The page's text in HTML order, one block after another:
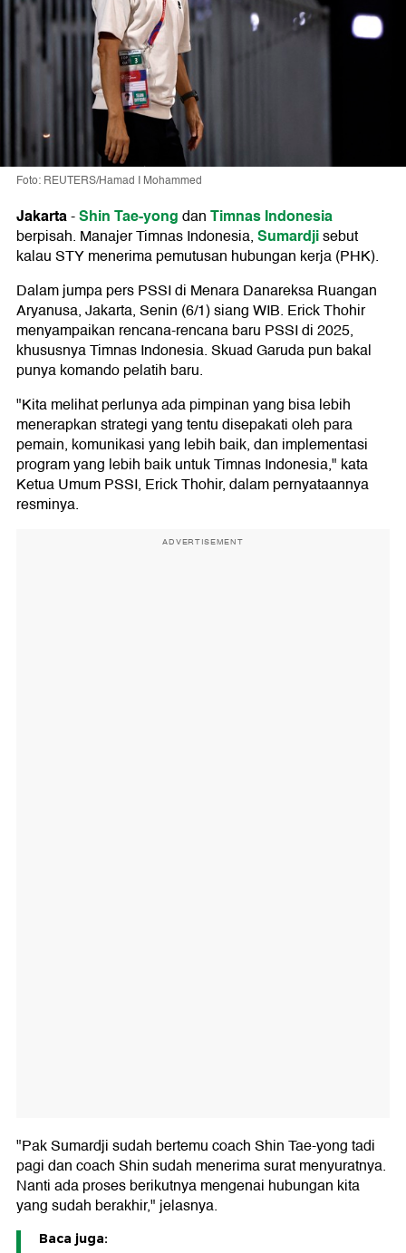
Foto: REUTERS/Hamad I Mohammed
Jakarta-Shin Tae-yongdanTimnas Indonesia
berpisah. Manajer Timnas Indonesia,Sumardjisebut
kalau STY menerima pemutusan hubungan kerja (PHK).
Dalam jumpa pers PSSI di Menara Danareksa Ruangan
Aryanusa, Jakarta, Senin (6/1) siang WIB. Erick Thohir
menyampaikan rencana-rencana baru PSSI di 2025,
khususnya Timnas Indonesia. Skuad Garuda pun bakal
punya komando pelatih baru.
"Kita melihat perlunya ada pimpinan yang bisa lebih
menerapkan strategi yang tentu disepakati oleh para
pemain, komunikasi yang lebih baik, dan implementasi
program yang lebih baik untuk Timnas Indonesia," kata
Ketua Umum PSSI, Erick Thohir, dalam pernyataannya
resminya.
ADVERTISEMENT
"Pak Sumardji sudah bertemu coach Shin Tae-yong tadi
pagi dan coach Shin sudah menerima surat menyuratnya.
Nanti ada proses berikutnya mengenai hubungan kita
yang sudah berakhir," jelasnya.
Baca juga: